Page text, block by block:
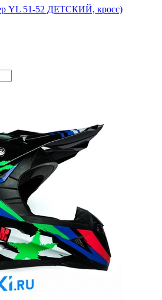
YL 51-52 ДЕТСКИЙ, кросс)